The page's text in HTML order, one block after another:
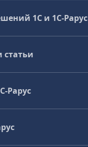
1С и 1С‑Рарус
Рарус